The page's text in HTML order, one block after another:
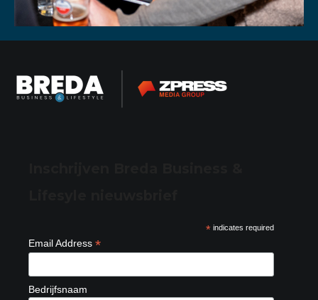
*indicates required
Email Address *
Bedrijfsnaam